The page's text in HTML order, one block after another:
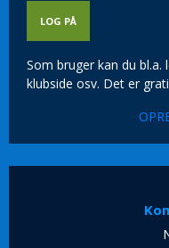
Som bruger kan du
klubside osv. Det er